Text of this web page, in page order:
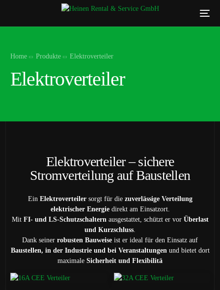
Home Produkte Elektroverteiler
Elektroverteiler
Elektroverteiler – sichere
Stromverteilung auf Baustellen
Ein Elektroverteilersorgt für die zuverlässige Verteilung
elektrischer Energiedirekt am Einsatzort.
Mit FI- und LS-Schutzschalternausgestattet, schützt er vor Überlast
und Kurzschluss.
Dank seiner robusten Bauweise ist er ideal für den Einsatz auf
Baustellen, in der Industrie und bei Veranstaltungenund bietet dort
maximale Sicherheit und Flexibilitä